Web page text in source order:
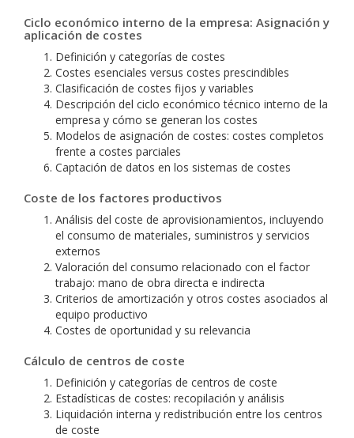
Ciclo económico interno de la empresa: Asignación y
aplicación de costes
Definición y categorías de costes
Costes esenciales versus costes prescindibles
Clasificación de costes fijos y variables
Descripción del ciclo económico técnico interno de la
empresa y cómo se generan los costes
Modelos de asignación de costes: costes completos
frente a costes parciales
Captación de datos en los sistemas de costes
Coste de los factores productivos
Análisis del coste de aprovisionamientos, incluyendo
el consumo de materiales, suministros y servicios
externos
Valoración del consumo relacionado con el factor
trabajo: mano de obra directa e indirecta
Criterios de amortización y otros costes asociados al
equipo productivo
Costes de oportunidad y su relevancia
Cálculo de centros de coste
Definición y categorías de centros de coste
Estadísticas de costes: recopilación y análisis
Liquidación interna y redistribución entre los centros
de coste